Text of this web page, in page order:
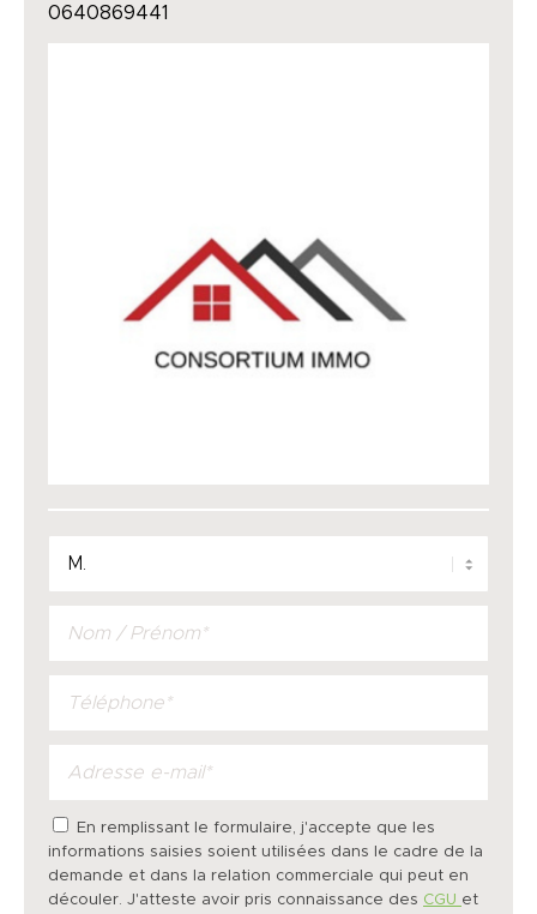
0640869441
En remplissant le formulaire, j'accepte que les
informations saisies soient utilisées dans le cadre de la
demande et dans la relation commerciale qui peut en
découler. J'atteste avoir pris connaissance des CGU et